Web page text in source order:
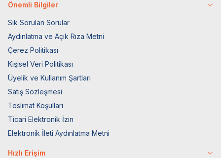
Önemli Bilgiler
Sık Sorulan Sorular
Aydınlatma ve Açık Rıza Metni
Çerez Politikası
Kişisel Veri Politikası
Üyelik ve Kullanım Şartları
Satış Sözleşmesi
Teslimat Koşulları
Ticari Elektronik İzin
Elektronik İleti Aydınlatma Metni
Hızlı Erişim